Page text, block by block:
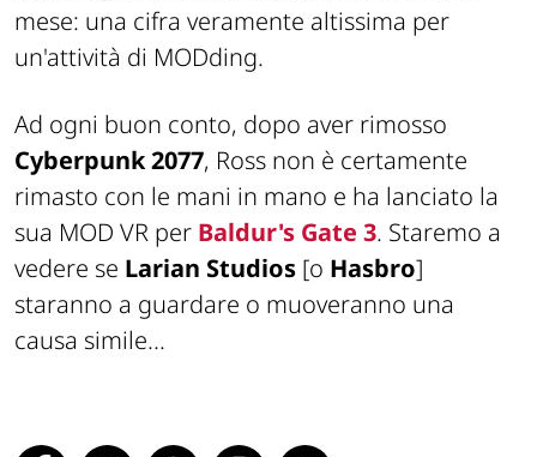
mese: una cifra veramente altissima per
un'attività di MODding.
Ad ogni buon conto, dopo aver rimosso
Cyberpunk 2077, Ross non è certamente
rimasto con le mani in mano e ha lanciato la
sua MOD VR per Baldur's Gate 3. Staremo a
vedere se Larian Studios [o Hasbro]
staranno a guardare o muoveranno una
causa simile...